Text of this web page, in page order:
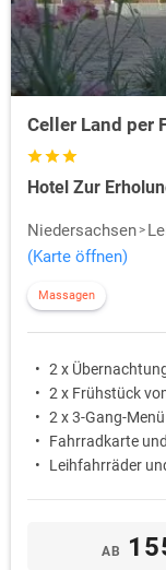
Celler Land per
Hotel Zur
Niedersachsen
(Karte öffnen)
Massagen
2 x
2 x Frühstück
2 x 3-Gang-
Fahrradkarte
Leihfahrräder
AB